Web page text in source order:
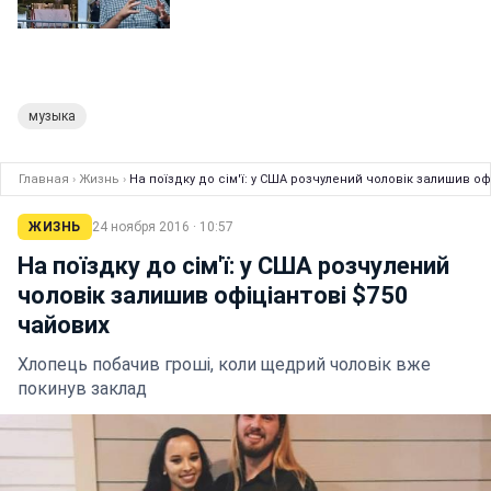
музыка
Главная › Жизнь › На поїздку до сім'ї: у США розчулений чоловік залишив
ЖИЗНЬ 24 ноября 2016 · 10:57
На поїздку до сім'ї: у США розчулений
чоловік залишив офіціантові $750
чайових
Хлопець побачив гроші, коли щедрий чоловік вже
покинув заклад